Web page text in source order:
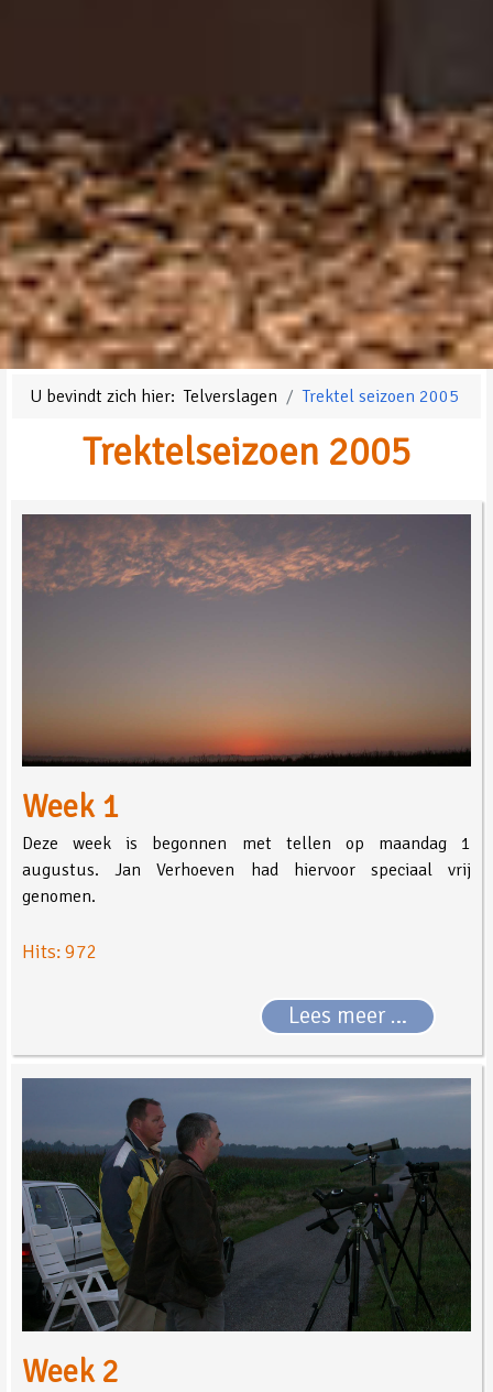
U bevindt zich hier:Telverslagen Trektel seizoen 2005
Trektelseizoen 2005
Week 1
Deze week is begonnen met tellen op maandag 1
augustus. Jan Verhoeven had hiervoor speciaal vrij
genomen.
Hits: 972
Lees meer …
Week 2